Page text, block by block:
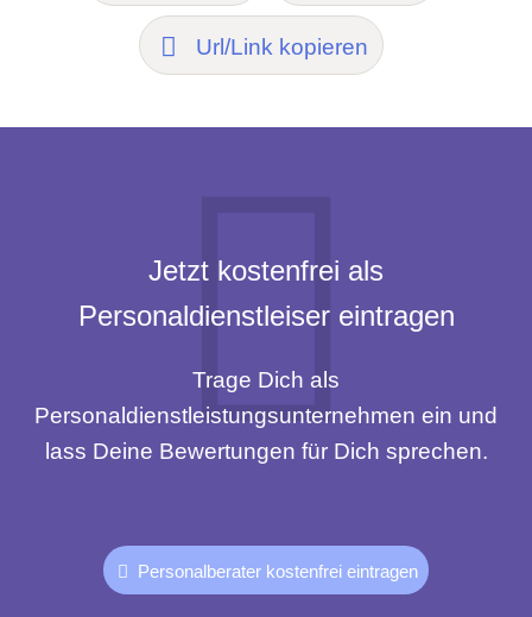
Url/Link kopieren
Jetzt kostenfrei als
Personaldienstleiser eintragen
Trage Dich als
Personaldienstleistungsunternehmen ein und
lass Deine Bewertungen für Dich sprechen.
Personalberater kostenfrei eintragen